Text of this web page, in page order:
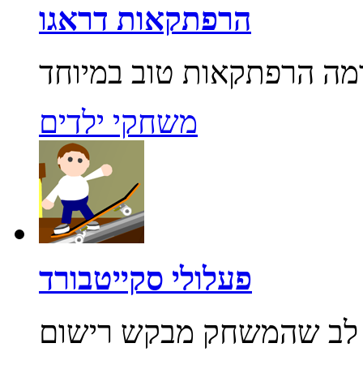
הרפתקאות דראגו
משחקי ילדים
פעלולי סקייטבורד